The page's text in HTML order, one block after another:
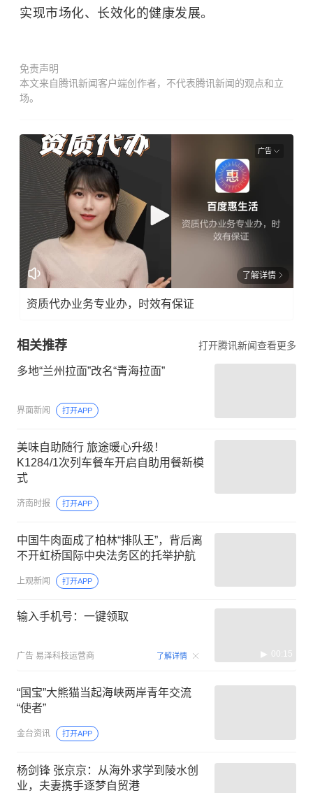
实现市场化、长效化的健康发展。
免责声明
本文来自腾讯新闻客户端创作者，不代表腾讯新闻的观点和立
场。
广告
了解详情
资质代办业务专业办，时效有保证
相关推荐 打开腾讯新闻查看更多
多地“兰州拉面”改名“青海拉面”
界面新闻 打开APP
美味自助随行 旅途暖心升级！
K1284/1次列车餐车开启自助用餐新模
式
济南时报 打开APP
中国牛肉面成了柏林“排队王”，背后离
不开虹桥国际中央法务区的托举护航
上观新闻 打开APP
输入手机号：一键领取
广告 易泽科技运营商 了解详情 00:15
“国宝”大熊猫当起海峡两岸青年交流
“使者”
金台资讯 打开APP
杨剑锋 张京京：从海外求学到陵水创
业，夫妻携手逐梦自贸港